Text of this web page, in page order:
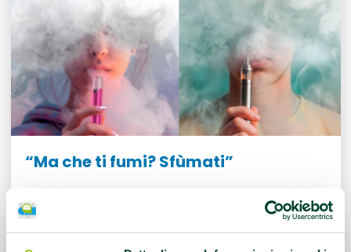
“Ma che ti fumi? Sfùmati”
Al via la nuova campagna di comunicazione della
Regione, lanciata in occasione della Giornata
mondiale senza tabacco e rivolta soprattutto ai